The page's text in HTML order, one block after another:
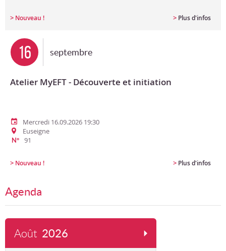
> Nouveau ! > Plus d'infos
16 septembre
Atelier MyEFT - Découverte et initiation
Mercredi 16.09.2026 19:30
Euseigne
N° 91
> Nouveau ! > Plus d'infos
Agenda
Août 2026